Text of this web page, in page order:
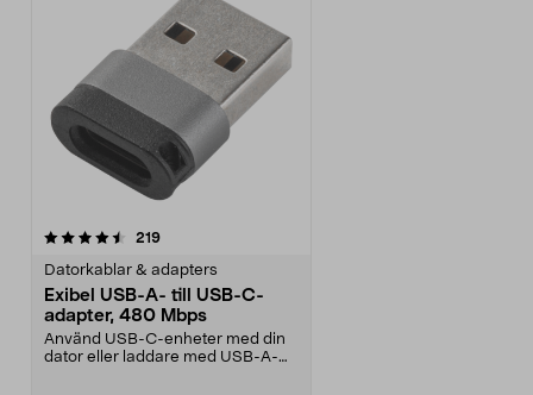
219recensioner
Datorkablar & adapters
Exibel USB-A- till USB-C-
adapter, 480 Mbps
Använd USB-C-enheter med din
dator eller laddare med USB-A-